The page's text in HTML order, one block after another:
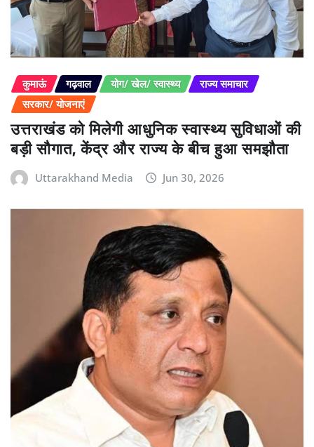
कुमाऊं गढ़वाल योग/ खेल/ स्वास्थ्य
राज्य समाचार
सरकार/ योजनाएं
उत्तराखंड को मिलेगी आधुनिक स्वास्थ्य सुविधाओं की
बड़ी सौगात, केंद्र और राज्य के बीच हुआ समझौता
Uttarakhand Media Jun 30, 2026